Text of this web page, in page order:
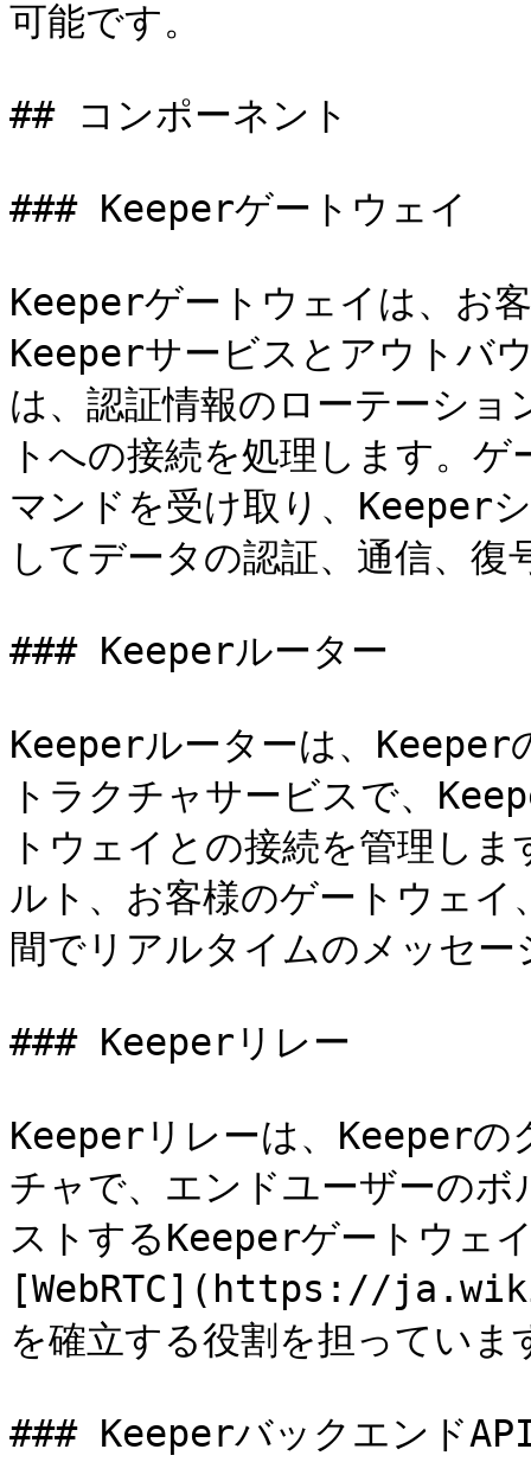
可能です。
## コンポーネント
### Keeperゲートウェイ
Keeperゲートウェイは、お
Keeperサービスとアウトバ
は、認証情報のローテーシ
トへの接続を処理します。
マンドを受け取り、Keeper
してデータの認証、通信、復
### Keeperルーター
Keeperルーターは、Keeper
トラクチャサービスで、
トウェイとの接続を管理し
ルト、お客様のゲートウェ
間でリアルタイムのメッセ
### Keeperリレー
Keeperリレーは、Keeperの
チャで、エンドユーザーの
ストするKeeperゲートウェ
[WebRTC](https://
を確立する役割を担っていま
### Keeperバックエンド